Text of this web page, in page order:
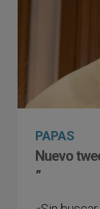
PAPAS
Nuevo
”